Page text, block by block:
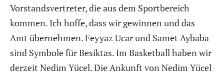
Vorstandsvertreter, die aus dem Sportbereich
kommen. Ich hoffe, dass wir gewinnen und das
Amt übernehmen. Feyyaz Ucar und Samet Aybaba
sind Symbole für Besiktas. Im Basketball haben wir
derzeit Nedim Yücel. Die Ankunft von Nedim Yücel